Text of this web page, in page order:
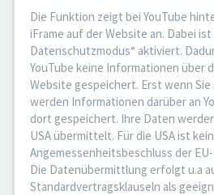
Die Funktion zeigt bei YouTube
iFrame auf der Website an. Dabei
Datenschutzmodus“ aktiviert.
YouTube keine Informationen über
Website gespeichert. Erst wenn Sie
werden Informationen darüber an
dort gespeichert. Ihre Daten
USA übermittelt. Für die USA ist kein
Angemessenheitsbeschluss der
Die Datenübermittlung erfolgt u.a
Standardvertragsklauseln als